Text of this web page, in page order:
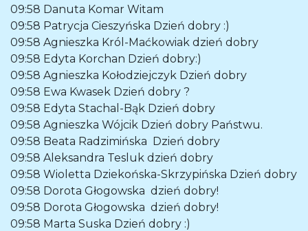
09:58 Danuta Komar Witam
09:58 Patrycja Cieszyńska Dzień dobry :)
09:58 Agnieszka Król-Maćkowiak dzień dobry
09:58 Edyta Korchan Dzień dobry:)
09:58 Agnieszka Kołodziejczyk Dzień dobry
09:58 Ewa Kwasek Dzień dobry ?
09:58 Edyta Stachal-Bąk Dzień dobry
09:58 Agnieszka Wójcik Dzień dobry Państwu.
09:58 Beata Radzimińska Dzień dobry
09:58 Aleksandra Tesluk dzień dobry
09:58 Wioletta Dziekońska-Skrzypińska Dzień dobry
09:58 Dorota Głogowska dzień dobry!
09:58 Dorota Głogowska dzień dobry!
09:58 Marta Suska Dzień dobry :)